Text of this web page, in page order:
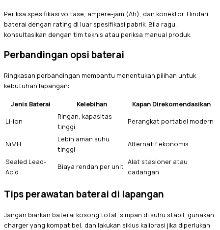
Periksa spesifikasi voltase, ampere-jam (Ah), dan konektor. Hindari
baterai dengan rating di luar spesifikasi pabrik. Bila ragu,
konsultasikan dengan tim teknis atau periksa manual produk.
Perbandingan opsi baterai
Ringkasan perbandingan membantu menentukan pilihan untuk
kebutuhan lapangan:
Jenis Baterai Kelebihan
Kapan Direkomendasikan
Li-ion
Ringan, kapasitas
tinggi
Perangkat portabel modern
NiMH
Lebih aman suhu
tinggi
Alternatif ekonomis
Sealed Lead-
Acid
Biaya rendah per unit
Alat stasioner atau
cadangan
Tips perawatan baterai di lapangan
Jangan biarkan baterai kosong total, simpan di suhu stabil, gunakan
charger yang kompatibel, dan lakukan siklus kalibrasi jika diperlukan